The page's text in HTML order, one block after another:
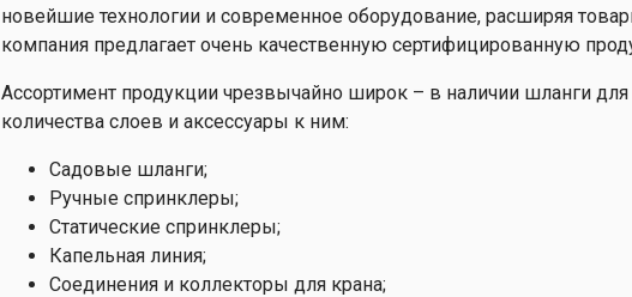
новейшие технологии и современное оборудование, расширяя
компания предлагает очень качественную сертифицированную
Ассортимент продукции чрезвычайно широк – в наличии шланги
количества слоев и аксессуары к ним:
Садовые шланги;
Ручные спринклеры;
Статические спринклеры;
Капельная линия;
Соединения и коллекторы для крана;